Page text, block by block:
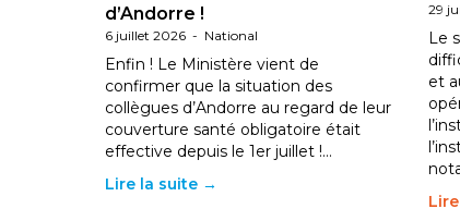
d’Andorre !
6 juillet 2026 - National
Enfin ! Le Ministère vient de
confirmer que la situation des
collègues d’Andorre au regard de leur
couverture santé obligatoire était
effective depuis le 1er juillet !…
Lire la suite →
29
Le
et